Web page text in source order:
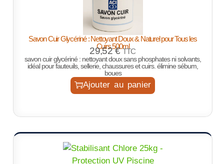
Savon Cuir Glycériné : Nettoyant Doux & Naturel pour Tous les
Cuirs 500ml
29,52€ TTC
savon cuir glycériné : nettoyant doux sans phosphates ni solvants,
idéal pour fauteuils, sellerie, chaussures et cuirs. élimine sébum,
boues
Ajouter au panier